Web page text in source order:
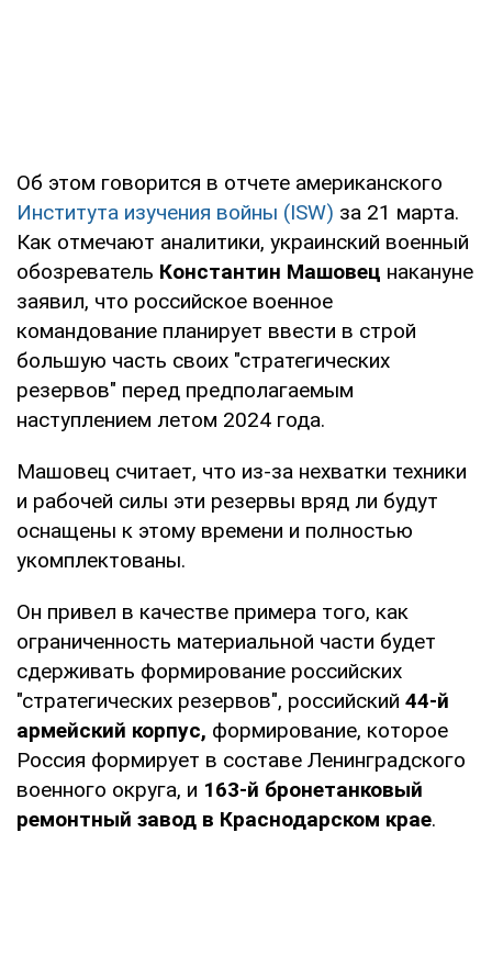
Об этом говорится в отчете американского
Института изучения войны (ISW) за 21 марта.
Как отмечают аналитики, украинский военный
обозреватель Константин Машовец накануне
заявил, что российское военное
командование планирует ввести в строй
большую часть своих "стратегических
резервов" перед предполагаемым
наступлением летом 2024 года.
Машовец считает, что из-за нехватки техники
и рабочей силы эти резервы вряд ли будут
оснащены к этому времени и полностью
укомплектованы.
Он привел в качестве примера того, как
ограниченность материальной части будет
сдерживать формирование российских
"стратегических резервов", российский 44-й
армейский корпус, формирование, которое
Россия формирует в составе Ленинградского
военного округа, и 163-й бронетанковый
ремонтный завод в Краснодарском крае.